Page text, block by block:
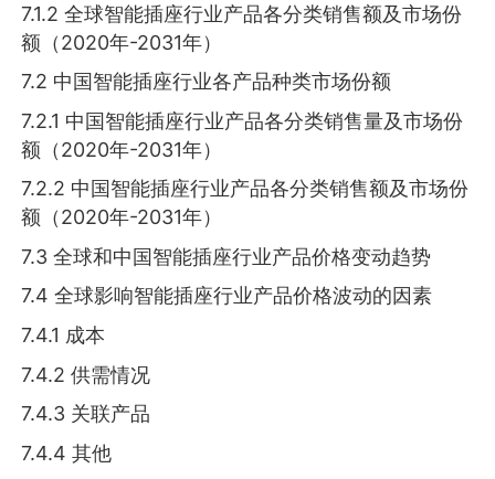
7.1.2 全球智能插座行业产品各分类销售额及市场份
额（2020年-2031年）
7.2 中国智能插座行业各产品种类市场份额
7.2.1 中国智能插座行业产品各分类销售量及市场份
额（2020年-2031年）
7.2.2 中国智能插座行业产品各分类销售额及市场份
额（2020年-2031年）
7.3 全球和中国智能插座行业产品价格变动趋势
7.4 全球影响智能插座行业产品价格波动的因素
7.4.1 成本
7.4.2 供需情况
7.4.3 关联产品
7.4.4 其他